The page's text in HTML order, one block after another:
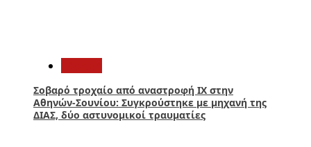
Σοβαρό τροχαίο από αναστροφή ΙΧ στην
Αθηνών-Σουνίου: Συγκρούστηκε με μηχανή της
ΔΙΑΣ, δύο αστυνομικοί τραυματίες